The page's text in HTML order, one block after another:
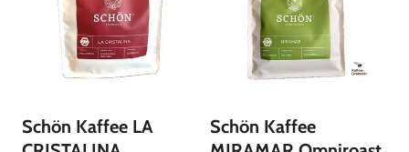
u
n
Schön Kaffee LA
Schön Kaffee